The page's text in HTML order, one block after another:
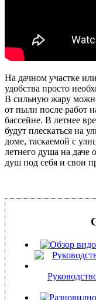
На дачном участке
удобства просто
В сильную жару
от пыли после работ
бассейне. В летнее
будут плескаться на
доме, таскаемой с
летнего душа на
душ под себя и свои